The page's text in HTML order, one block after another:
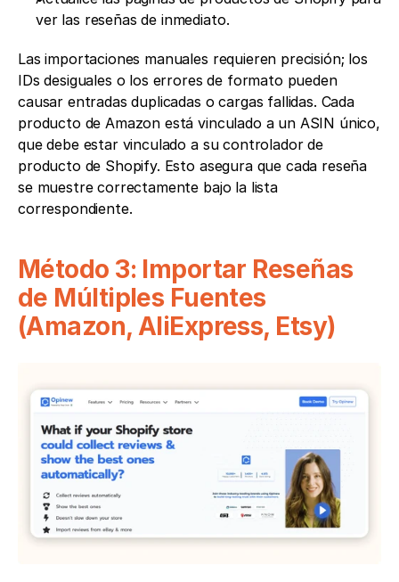
ver las reseñas de inmediato.
Las importaciones manuales requieren precisión; los
IDs desiguales o los errores de formato pueden
causar entradas duplicadas o cargas fallidas. Cada
producto de Amazon está vinculado a un ASIN único,
que debe estar vinculado a su controlador de
producto de Shopify. Esto asegura que cada reseña
se muestre correctamente bajo la lista
correspondiente.
Método 3: Importar Reseñas
de Múltiples Fuentes
(Amazon, AliExpress, Etsy)